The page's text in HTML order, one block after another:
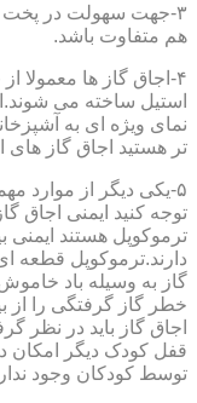
۳-جهت سهولت در پخت و
هم متفاوت باشد.
۴-اجاق گاز ها
استیل ساخته می
نمای ویژه ای به
تر هستید اجاق گاز های
۵-یکی دیگر از موارد
توجه کنید ایمنی اجاق
ترموکوپل هستند
دارند.ترموکوپل قطعه
گاز به وسیله باد
خطر گاز گرفتگی را از
اجاق گاز باید در نظر
قفل کودک دیگر امکان
توسط کودکان وجود